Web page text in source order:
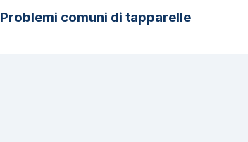
Problemi comuni di tapparelle